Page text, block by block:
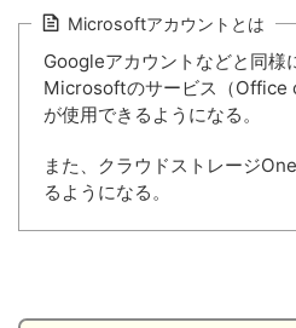
Microsoftアカウントとは
Googleアカウントなどと同様
Microsoftのサービス（Office
が使用できるようになる。
また、クラウドストレージ
るようになる。